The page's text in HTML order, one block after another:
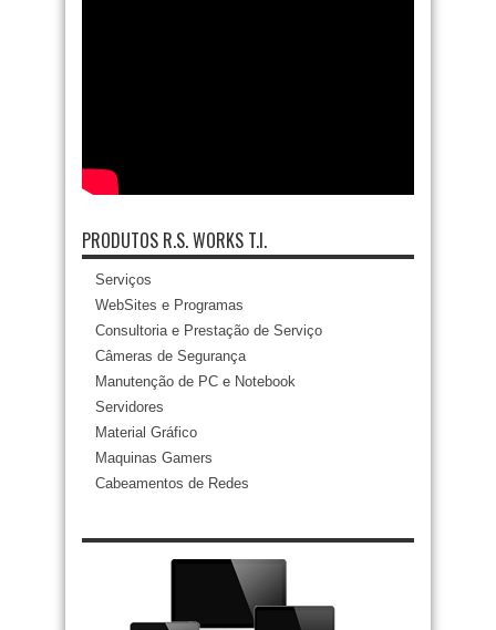
PRODUTOS R.S. WORKS T.I.
Serviços
WebSites e Programas
Consultoria e Prestação de Serviço
Câmeras de Segurança
Manutenção de PC e Notebook
Servidores
Material Gráfico
Maquinas Gamers
Cabeamentos de Redes